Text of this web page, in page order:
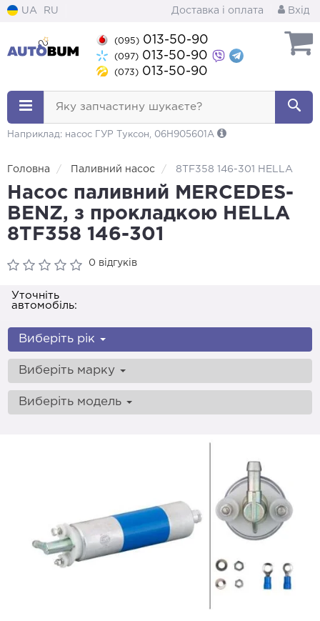
UA RU Доставка і оплата Вхід
(095) 013-50-90
(097) 013-50-90
(073) 013-50-90
Яку запчастину шукаєте?
Наприклад: насос ГУР Туксон, 06H905601A
Головна Паливний насос 8TF358 146-301 HELLA
Насос паливний MERCEDES-
BENZ, з прокладкою HELLA
8TF358 146-301
0 відгуків
Уточніть
автомобіль:
Виберіть рік
Виберіть марку
Виберіть модель